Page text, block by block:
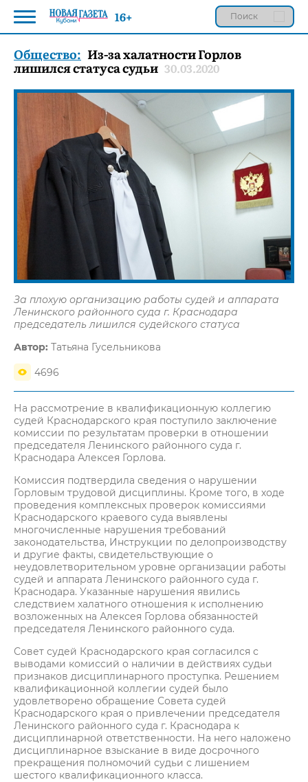
Общество: Из-за халатности Горлов
лишился статуса судьи 30.03.2020
За плохую организацию работы судей и аппарата
Ленинского районного суда г. Краснодара
председатель лишился судейского статуса
Автор: Татьяна Гусельникова
4696
На рассмотрение в квалификационную коллегию
судей Краснодарского края поступило заключение
комиссии по результатам проверки в отношении
председателя Ленинского районного суда г.
Краснодара Алексея Горлова.
Комиссия подтвердила сведения о нарушении
Горловым трудовой дисциплины. Кроме того, в ходе
проведения комплексных проверок комиссиями
Краснодарского краевого суда выявлены
многочисленные нарушения требований
законодательства, Инструкции по делопроизводству
и другие факты, свидетельствующие о
неудовлетворительном уровне организации работы
судей и аппарата Ленинского районного суда г.
Краснодара. Указанные нарушения явились
следствием халатного отношения к исполнению
возложенных на Алексея Горлова обязанностей
председателя Ленинского районного суда.
Совет судей Краснодарского края согласился с
выводами комиссий о наличии в действиях судьи
признаков дисциплинарного проступка. Решением
квалификационной коллегии судей было
удовлетворено обращение Совета судей
Краснодарского края о привлечении председателя
Ленинского районного суда г. Краснодара к
дисциплинарной ответственности. На него наложено
дисциплинарное взыскание в виде досрочного
прекращения полномочий судьи с лишением
шестого квалификационного класса.
16+